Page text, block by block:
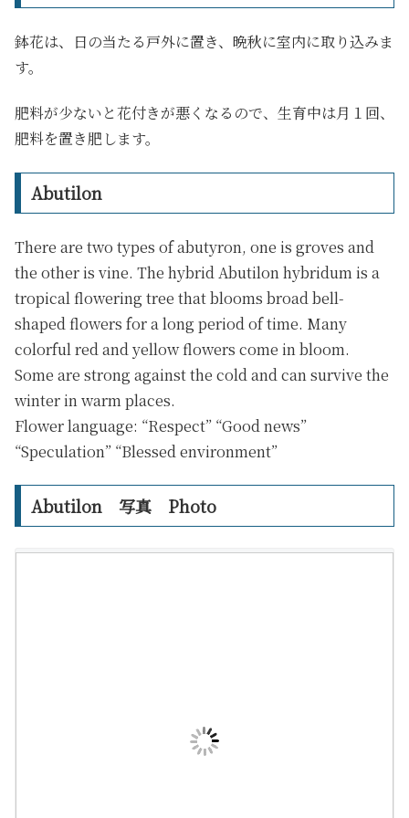
鉢花は、日の当たる戸外に置き、晩秋に室内に取り込みま
す。
肥料が少ないと花付きが悪くなるので、生育中は月１回、
肥料を置き肥します。
Abutilon
There are two types of abutyron, one is groves and
the other is vine. The hybrid Abutilon hybridum is a
tropical flowering tree that blooms broad bell-
shaped flowers for a long period of time. Many
colorful red and yellow flowers come in bloom.
Some are strong against the cold and can survive the
winter in warm places.
Flower language: “Respect” “Good news”
“Speculation” “Blessed environment”
Abutilon 写真 Photo